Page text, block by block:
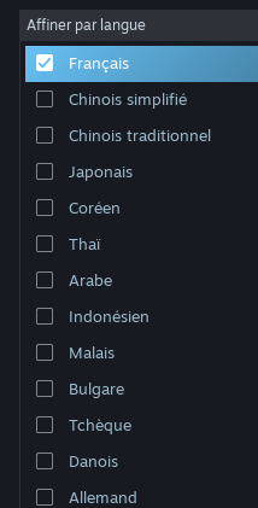
À propos
Support
Changer la langue
Télécharger l'application
Voir version ordi. du site
Affiner par langue
Français
Chinois simplifié
Chinois traditionnel
Japonais
Coréen
Thaï
Arabe
Indonésien
Malais
Bulgare
Tchèque
Danois
Allemand
Trier par Pertinence
2 résultats correspondent à votre
exclus selon vos préférences.
Mega Trons